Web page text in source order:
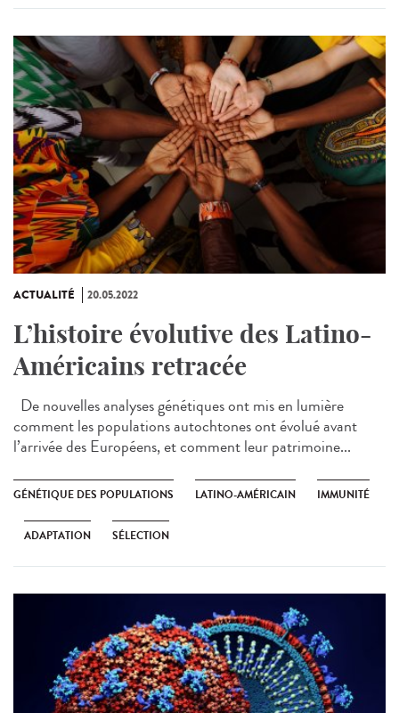
ACTUALITÉ 20.05.2022
L’histoire évolutive des Latino-
Américains retracée
De nouvelles analyses génétiques ont mis en lumière
comment les populations autochtones ont évolué avant
l’arrivée des Européens, et comment leur patrimoine...
GÉNÉTIQUE DES POPULATIONS LATINO-AMÉRICAIN IMMUNITÉ
ADAPTATION SÉLECTION